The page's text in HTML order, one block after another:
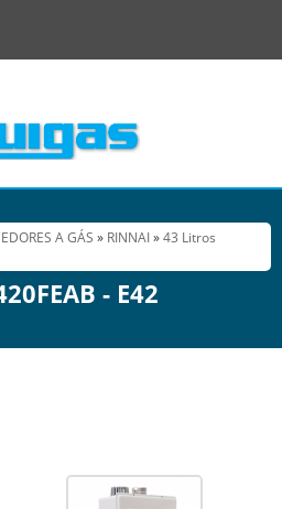
A GÁS » RINNAI»43 Litros
- E42